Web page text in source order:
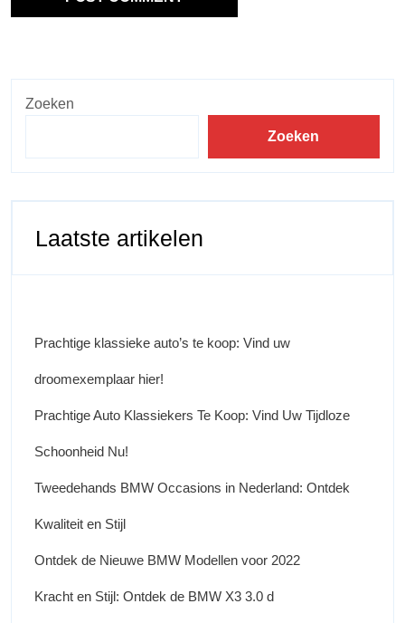
Zoeken
Zoeken
Laatste artikelen
Prachtige klassieke auto’s te koop: Vind uw
droomexemplaar hier!
Prachtige Auto Klassiekers Te Koop: Vind Uw Tijdloze
Schoonheid Nu!
Tweedehands BMW Occasions in Nederland: Ontdek
Kwaliteit en Stijl
Ontdek de Nieuwe BMW Modellen voor 2022
Kracht en Stijl: Ontdek de BMW X3 3.0 d